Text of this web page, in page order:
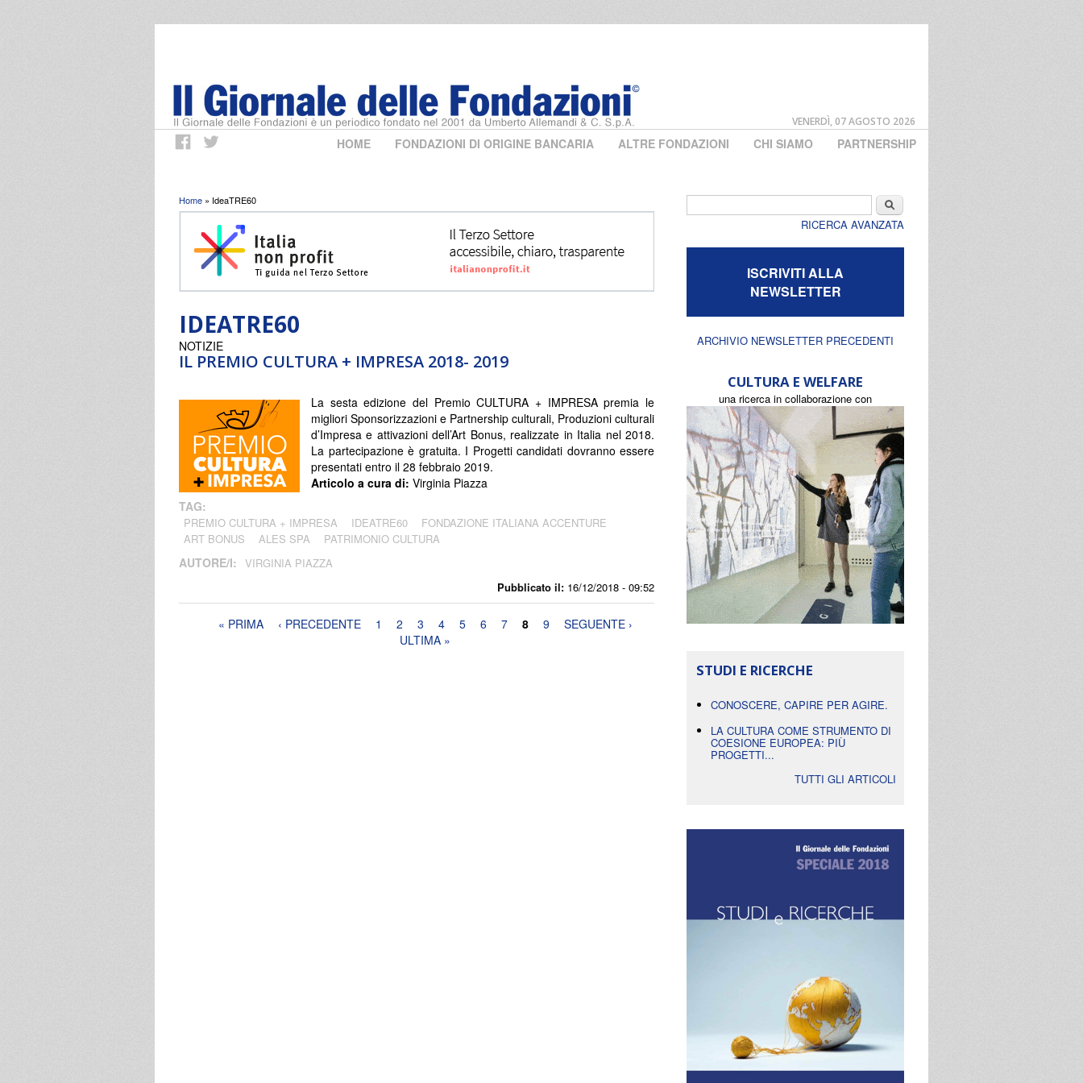
VENERDÌ, 07 AGOSTO 2026
HOME FONDAZIONI DI ORIGINE BANCARIA ALTRE FONDAZIONI CHI SIAMO PARTNERSHIP
Tu sei qui
Home » IdeaTRE60
IDEATRE60
IL PREMIO CULTURA + IMPRESA 2018- 2019
Pubblicato il: 16/12/2018 - 09:52
NOTIZIE
La sesta edizione del Premio CULTURA + IMPRESA premia le
migliori Sponsorizzazioni e Partnership culturali, Produzioni culturali
d’Impresa e attivazioni dell’Art Bonus, realizzate in Italia nel 2018.
La partecipazione è gratuita. I Progetti candidati dovranno essere
presentati entro il 28 febbraio 2019.
Articolo a cura di: Virginia Piazza
TAG:
PREMIO CULTURA + IMPRESA IDEATRE60
FONDAZIONE ITALIANA ACCENTURE
ART BONUS
ALES SPA PATRIMONIO CULTURA
AUTORE/I: VIRGINIA PIAZZA
Pagine« PRIMA ‹ PRECEDENTE 1 2 3 4 5 6 7 8 9
SEGUENTE ›
ULTIMA »
Cerca
RICERCA AVANZATA
ISCRIVITI ALLA
NEWSLETTER
ARCHIVIO NEWSLETTER PRECEDENTI
CULTURA E WELFARE
una ricerca in collaborazione con
STUDI E RICERCHE
CONOSCERE, CAPIRE PER AGIRE.
LA CULTURA COME STRUMENTO DI
COESIONE EUROPEA: PIÙ
PROGETTI...
TUTTI GLI ARTICOLI